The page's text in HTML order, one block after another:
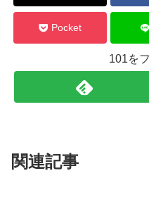
Pocket
101を
関連記事